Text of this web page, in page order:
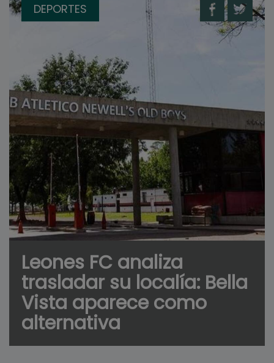
DEPORTES
Leones FC analiza
trasladar su localía: Bella
Vista aparece como
alternativa